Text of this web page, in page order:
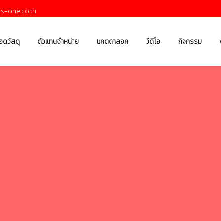
one.co.th
ดวัสดุ ตัวแทนจำหน่าย แคตตาลอค วีดีโอ กิจกรรม